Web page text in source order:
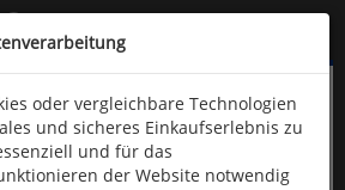
Seite überspringen
(06766) 9323-960
oder vergleichbare Technologien
und sicheres Einkaufserlebnis zu
und für das
der Website notwendig